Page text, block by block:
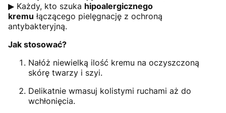
▶ Każdy, kto szuka hipoalergicznego
kremu łączącego pielęgnację z ochroną
antybakteryjną.
Jak stosować?
Nałóż niewielką ilość kremu na oczyszczoną
skórę twarzy i szyi.
Delikatnie wmasuj kolistymi ruchami aż do
wchłonięcia.